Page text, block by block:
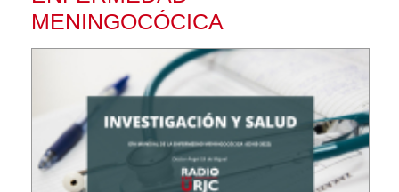
MENINGOCÓCICA